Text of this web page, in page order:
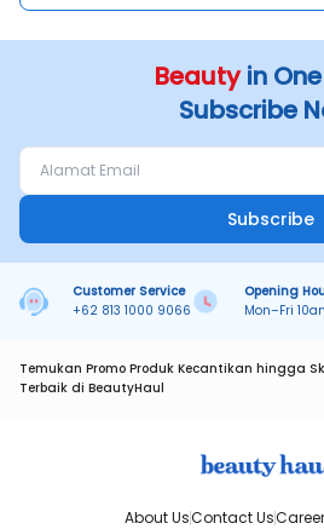
Beautyin
Subscribe
Subscribe
Customer Service
+62 813 1000 9066
Opening
Mon–Fri
Temukan Promo Produk Kecantikan hingga
Terbaik di BeautyHaul
About UsContact Us